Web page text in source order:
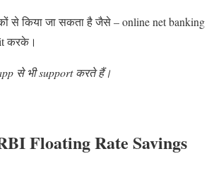
से किया जा सकता है जैसे – online net banking
करके।
से भी support करते हैं।
Floating Rate Savings